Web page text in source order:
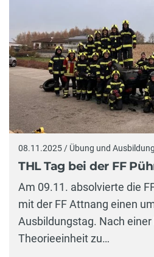
08.11.2025 / Übung und Ausbildung
THL Tag bei der FF
Am 09.11. absolvierte die
mit der FF Attnang einen
Ausbildungstag. Nach einer
Theorieeinheit zu…